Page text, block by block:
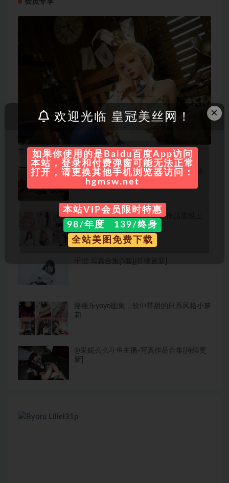
立花花 写真合集[4套][持续更新
Lavinia肉肉 – coser全部作品[写真合集86
套][持续更新]
猫九酱sakura合集：甜美COS作品震撼上
线！
摇摇乐yoyo图集，软中带甜的日系风格小萝
莉
@采妮么么斗鱼主播-写真作品合集[持续更
新]
×
欢迎光临 皇冠美丝网！
如果你使用的是Baidu百度App访问
本站，登录和付费弹窗可能无法正常
打开，请更换其他手机浏览器访问：
hgmsw.net
本站VIP会员限时特惠
98/年度 139/终身
全站美图免费下载